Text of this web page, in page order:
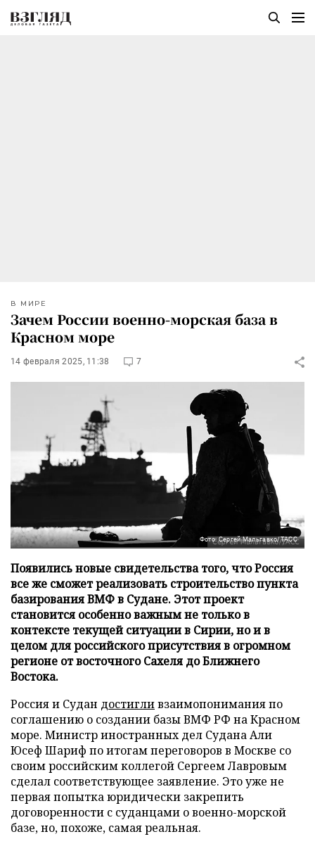
В МИРЕ
Зачем России военно-морская база в
Красном море
14 февраля 2025, 11:38 7
Фото: Сергей Мальгавко/ТАСС
Появились новые свидетельства того, что Россия
все же сможет реализовать строительство пункта
базирования ВМФ в Судане. Этот проект
становится особенно важным не только в
контексте текущей ситуации в Сирии, но и в
целом для российского присутствия в огромном
регионе от восточного Сахеля до Ближнего
Востока.
Россия и Судан достигливзаимопонимания по
соглашению о создании базы ВМФ РФ на Красном
море. Министр иностранных дел Судана Али
Юсеф Шариф по итогам переговоров в Москве со
своим российским коллегой Сергеем Лавровым
сделал соответствующее заявление. Это уже не
первая попытка юридически закрепить
договоренности с суданцами о военно-морской
базе, но, похоже, самая реальная.